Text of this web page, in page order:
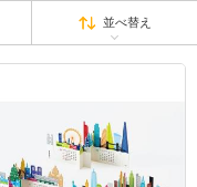
並べ替え